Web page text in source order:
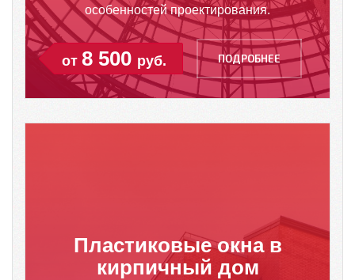
особенностей проектирования.
от 8 500 руб. ПОДРОБНЕЕ
Пластиковые окна в
кирпичный дом